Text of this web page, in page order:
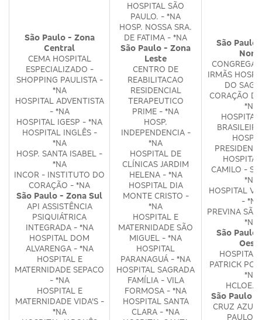
São Paulo - Zona
Central
CEMA HOSPITAL
ESPECIALIZADO -
SHOPPING PAULISTA -
*NA
HOSPITAL ADVENTISTA
- *NA
HOSPITAL IGESP - *NA
HOSPITAL INGLÊS -
*NA
HOSP. SANTA ISABEL -
*NA
INCOR - INSTITUTO DO
CORAÇÃO - *NA
São Paulo - Zona Sul
API ASSISTÊNCIA
PSIQUIÁTRICA
INTEGRADA - *NA
HOSPITAL DOM
ALVARENGA - *NA
HOSPITAL E
MATERNIDADE SEPACO
- *NA
HOSPITAL E
MATERNIDADE VIDA'S -
*NA
HOSPITAL SÃO
PAULO. - *NA
HOSP. NOSSA SRA.
DE FATIMA - *NA
São Paulo - Zona
Leste
CENTRO DE
REABILITACAO
RESIDENCIAL
TERAPEUTICO
PRIME - *NA
HOSP.
INDEPENDENCIA -
*NA
HOSPITAL DE
CLÍNICAS JARDIM
HELENA - *NA
HOSPITAL DIA
MONTE CRISTO -
*NA
HOSPITAL E
MATERNIDADE SÃO
MIGUEL - *NA
HOSPITAL
PARANAGUÁ - *NA
HOSPITAL SAGRADA
FAMÍLIA - VILA
FORMOSA - *NA
HOSPITAL SANTA
CLARA - *NA
São Paulo
IRMÃS
DO
CORAÇÃO
*NA
CAMILO -
*NA
HOSPITAL
- *NA
PREVINA
*NA
São Paulo
HOSPITAL
PATRICK
*NA
HCLOE.
São Paulo -
CRUZ AZUL
PAULO -